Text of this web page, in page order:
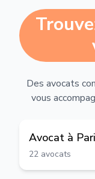
Des avocats
vous
Avocat à
22 avocats